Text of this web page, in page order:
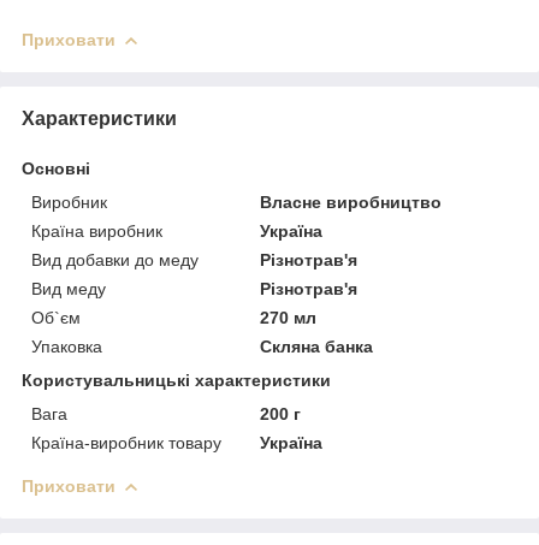
Приховати
Характеристики
Основні
Виробник
Власне виробництво
Країна виробник
Україна
Вид добавки до меду
Різнотрав'я
Вид меду
Різнотрав'я
Об`єм
270 мл
Упаковка
Скляна банка
Користувальницькі характеристики
Вага
200 г
Країна-виробник товару
Україна
Приховати